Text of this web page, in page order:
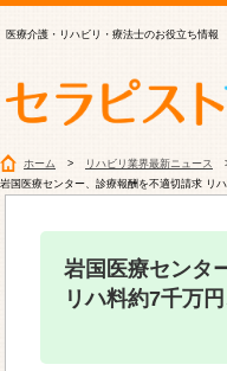
医療介護・リハビリ・療法士のお役立ち情報
ホーム
リハビリ業界最新ニュース
岩国医療センター、診療報酬を不適切請求 リ
岩国医療センタ
リハ料約7千万